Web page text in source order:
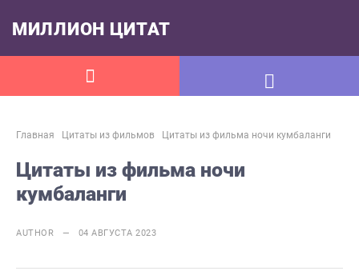
МИЛЛИОН ЦИТАТ
Главная Цитаты из фильмов Цитаты из фильма ночи кумбаланги
Цитаты из фильма ночи
кумбаланги
AUTHOR — 04 АВГУСТА 2023